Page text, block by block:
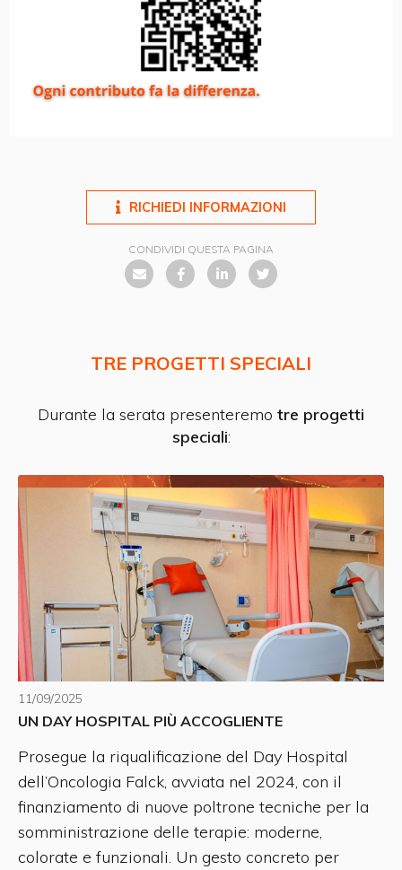
RICHIEDI INFORMAZIONI
CONDIVIDI QUESTA PAGINA
TRE PROGETTI SPECIALI
Durante la serata presenteremo tre progetti
speciali:
11/09/2025
UN DAY HOSPITAL PIÙ ACCOGLIENTE
Prosegue la riqualificazione del Day Hospital
dell’Oncologia Falck, avviata nel 2024, con il
finanziamento di nuove poltrone tecniche per la
somministrazione delle terapie: moderne,
colorate e funzionali. Un gesto concreto per